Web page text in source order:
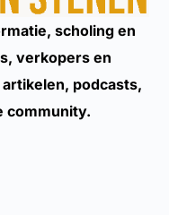
scholing en
verkopers en
podcasts,
community.